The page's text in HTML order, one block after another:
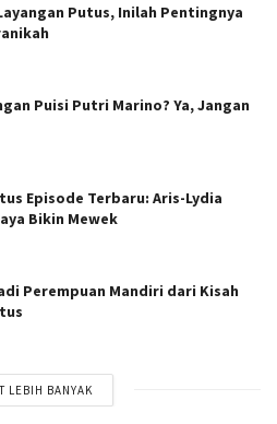
Putus, Inilah Pentingnya
Puisi Putri Marino? Ya, Jangan
Episode Terbaru: Aris-Lydia
Bikin Mewek
Perempuan Mandiri dari Kisah
LEBIH BANYAK